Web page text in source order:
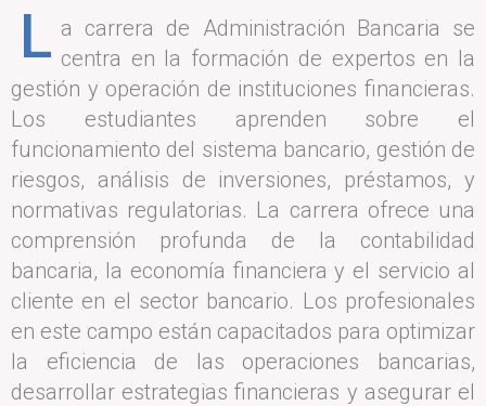
L a carrera de Administración Bancaria se
centra en la formación de expertos en la
gestión y operación de instituciones financieras.
Los estudiantes aprenden sobre el
funcionamiento del sistema bancario, gestión de
riesgos, análisis de inversiones, préstamos, y
normativas regulatorias. La carrera ofrece una
comprensión profunda de la contabilidad
bancaria, la economía financiera y el servicio al
cliente en el sector bancario. Los profesionales
en este campo están capacitados para optimizar
la eficiencia de las operaciones bancarias,
desarrollar estrategias financieras y asegurar el